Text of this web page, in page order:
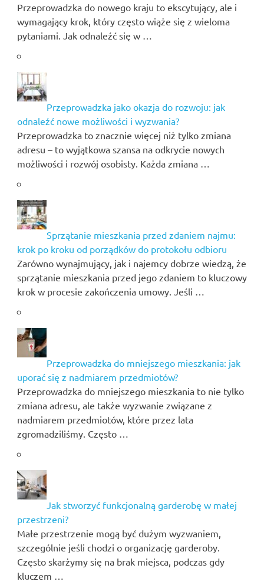
Przeprowadzka do nowego kraju to ekscytujący, ale i
wymagający krok, który często wiąże się z wieloma
pytaniami. Jak odnaleźć się w …
Przeprowadzka jako okazja do rozwoju: jak
odnaleźć nowe możliwości i wyzwania?
Przeprowadzka to znacznie więcej niż tylko zmiana
adresu – to wyjątkowa szansa na odkrycie nowych
możliwości i rozwój osobisty. Każda zmiana …
Sprzątanie mieszkania przed zdaniem najmu:
krok po kroku od porządków do protokołu odbioru
Zarówno wynajmujący, jak i najemcy dobrze wiedzą, że
sprzątanie mieszkania przed jego zdaniem to kluczowy
krok w procesie zakończenia umowy. Jeśli …
Przeprowadzka do mniejszego mieszkania: jak
uporać się z nadmiarem przedmiotów?
Przeprowadzka do mniejszego mieszkania to nie tylko
zmiana adresu, ale także wyzwanie związane z
nadmiarem przedmiotów, które przez lata
zgromadziliśmy. Często …
Jak stworzyć funkcjonalną garderobę w małej
przestrzeni?
Małe przestrzenie mogą być dużym wyzwaniem,
szczególnie jeśli chodzi o organizację garderoby.
Często skarżymy się na brak miejsca, podczas gdy
kluczem …